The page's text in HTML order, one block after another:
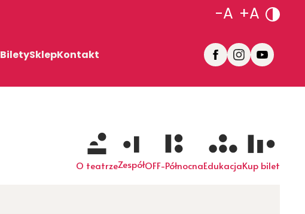
-A +A
BiletySklepKontakt
O teatrzeZespółOFF-PółnocnaEdukacjaKup bilet